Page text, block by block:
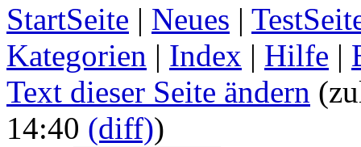
StartSeite | Neues |
Kategorien | Index | Hilfe |
Text dieser Seite ändern
14:40 (diff))